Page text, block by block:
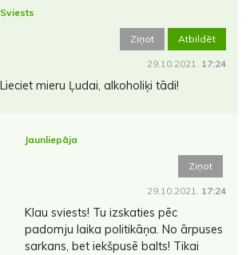
Sviests
Ziņot Atbildēt
29.10.2021. 17:24
Lieciet mieru Ļudai, alkoholiķi tādi!
Jaunliepāja
Ziņot
29.10.2021. 17:24
Klau sviests! Tu izskaties pēc
padomju laika politikāņa. No ārpuses
sarkans, bet iekšpusē balts! Tikai